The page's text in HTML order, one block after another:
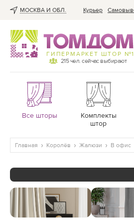
МОСКВА И ОБЛ. Курьер
ГИПЕРМАРКЕТ ШТОР
215чел. сейчас выбирают
Все шторы
Комплекты
штор
Главная Королёв Жалюзи В офис